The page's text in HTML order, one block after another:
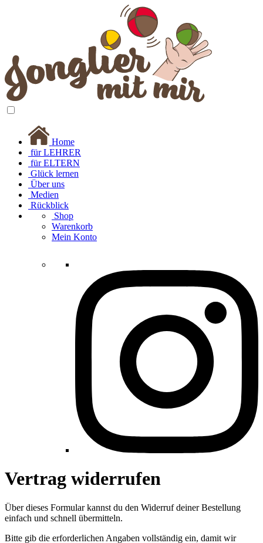
Home
für LEHRER
für ELTERN
Glück lernen
Über uns
Medien
Rückblick
Shop
Warenkorb
Mein Konto
Vertrag widerrufen
Über dieses Formular kannst du den Widerruf deiner Bestellung
einfach und schnell übermitteln.
Bitte gib die erforderlichen Angaben vollständig ein, damit wir